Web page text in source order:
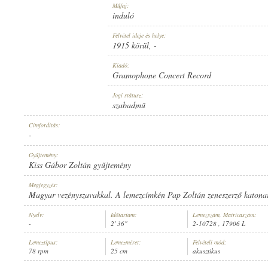
ELŐADÓ: GRAMOPHON-ZENEKAR
GRAMOPHONE CONCERT RECORD
2-10728
Műfaj:
induló
Felvétel ideje és helye:
1915 körül, -
Kiadó:
Gramophone Concert Record
Jogi státusz:
szabadmű
Címfordítás:
-
Gyűjtemény:
Kiss Gábor Zoltán gyűjtemény
Megjegyzés:
Magyar vezényszavakkal. A lemezcímkén Pap Zoltán zeneszerző
Nyelv:
-
Időtartam:
2' 36"
Lemezszám, Matricaszám:
2-10728 , 17906 L
Lemeztípus:
78 rpm
Lemezméret:
25 cm
Felvételi mód:
akusztikus